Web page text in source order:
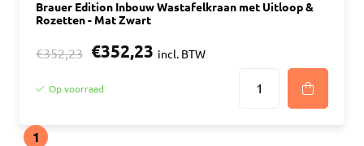
Brauer Edition Inbouw Wastafelkraan met Uitloop &
Rozetten - Mat Zwart
€352,23 €352,23 incl. BTW
Op voorraad
1